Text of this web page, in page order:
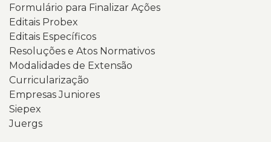
Formulário para Finalizar Ações
Editais Probex
Editais Específicos
Resoluções e Atos Normativos
Modalidades de Extensão
Curricularização
Empresas Juniores
Siepex
Juergs